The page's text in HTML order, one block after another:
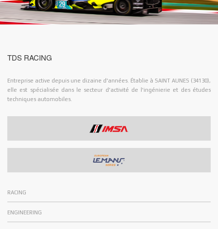
TDS RACING
Entreprise active depuis une dizaine d'années. Établie à SAINT AUNES (34130),
elle est spécialisée dans le secteur d'activité de l'ingénierie et des études
techniques automobiles.
RACING
ENGINEERING